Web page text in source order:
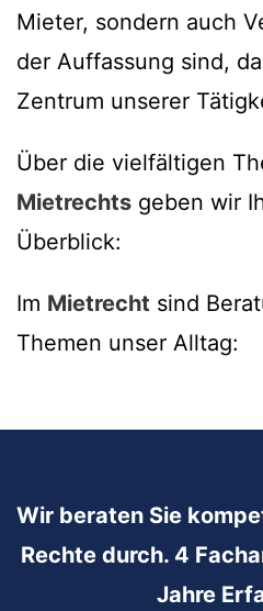
Mieter, sondern auch
der Auffassung sind,
Zentrum unserer
Über die vielfältigen
Mietrechts geben wir
Überblick:
Im Mietrecht sind
Themen unser Alltag:
Wir beraten Sie
Rechte durch. 4
Jahre